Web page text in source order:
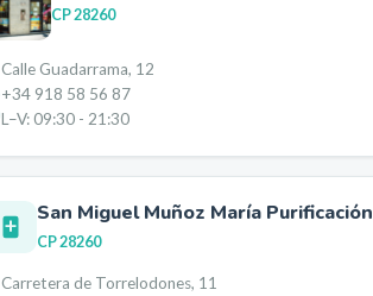
CP28260
Calle Guadarrama, 12
+34 918 58 56 87
L–V:09:30 - 21:30
San Miguel Muñoz María Purificación
CP28260
Carretera de Torrelodones, 11